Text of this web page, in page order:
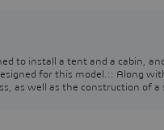
to install a tent and a cabin,
for this model.:: Along
as well as the construction of a